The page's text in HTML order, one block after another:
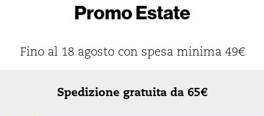
Promo Estate
Fino al 18 agosto con spesa minima 49€
Spedizione gratuita da 65€